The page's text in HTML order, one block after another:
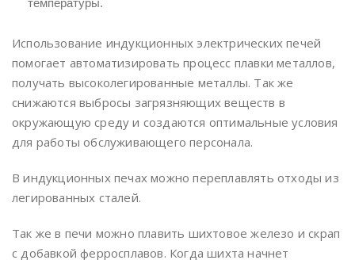
Использование индукционных электрических печей
помогает автоматизировать процесс плавки металлов,
получать высоколегированные металлы. Так же
снижаются выбросы загрязняющих веществ в
окружающую среду и создаются оптимальные условия
для работы обслуживающего персонала.
В индукционных печах можно переплавлять отходы из
легированных сталей.
Так же в печи можно плавить шихтовое железо и скрап
с добавкой ферросплавов. Когда шихта начнет